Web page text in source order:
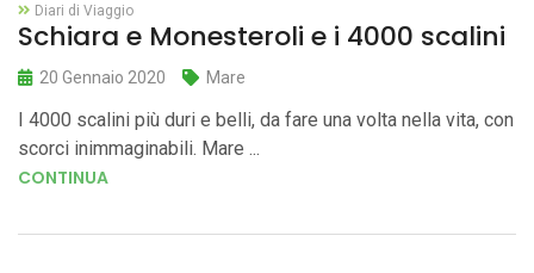
Diari di Viaggio
Schiara e Monesteroli e i 4000 scalini
20 Gennaio 2020 Mare
I 4000 scalini più duri e belli, da fare una volta nella vita, con
scorci inimmaginabili. Mare ...
CONTINUA